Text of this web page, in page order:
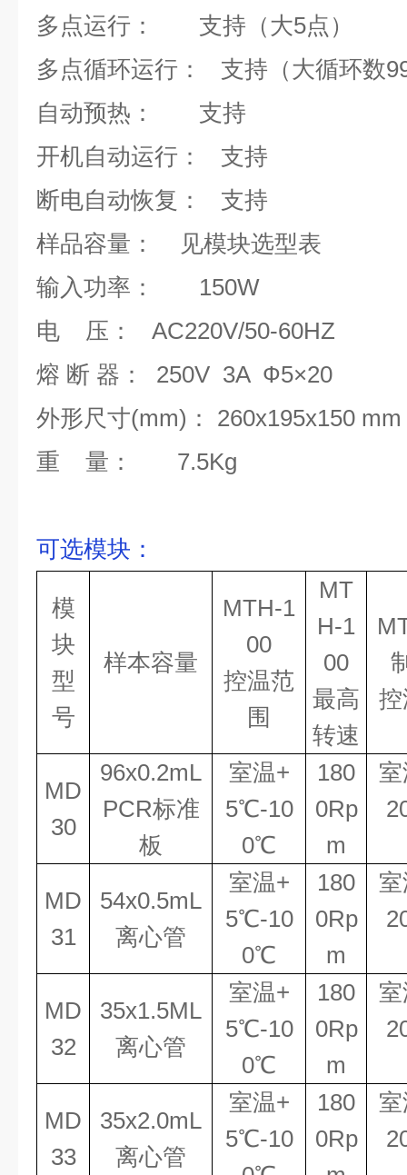
多点运行： 支持（大
多点循环运行： 支持（大循环
自动预热： 支
开机自动运行：
断电自动恢复：
样品容量： 见模块选
输入功率：
电 压： AC220V/50-
熔 断 器： 250V 3A
外形尺寸(mm)：
重 量：
可选模块 ：
模
块
型
号
样本容量
MTH-1
00
控温范
围
MT
H-1
00
最高
转速
MD
30
96x0.2mL
PCR标准
板
室温+
5℃-10
0℃
180
0Rp
m
MD
31
54x0.5mL
离心管
室温+
5℃-10
0℃
180
0Rp
m
MD
32
35x1.5ML
离心管
室温+
5℃-10
0℃
180
0Rp
m
MD
33
35x2.0mL
离心管
室温+
5℃-10
180
0Rp